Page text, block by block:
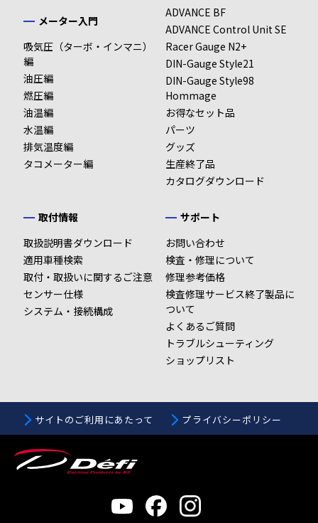
メーター入門
吸気圧（ターボ・インマニ）
編
油圧編
燃圧編
油温編
水温編
排気温度編
タコメーター編
ADVANCE BF
ADVANCE Control Unit SE
Racer Gauge N2+
DIN-Gauge Style21
DIN-Gauge Style98
Hommage
お得なセット品
パーツ
グッズ
生産終了品
カタログダウンロード
取付情報
取扱説明書ダウンロード
適用車種検索
取付・取扱いに関するご注意
センサー仕様
システム・接続構成
サポート
お問い合わせ
検査・修理について
修理参考価格
検査修理サービス終了製品に
ついて
よくあるご質問
トラブルシューティング
ショップリスト
サイトのご利用にあたって プライバシーポリシー